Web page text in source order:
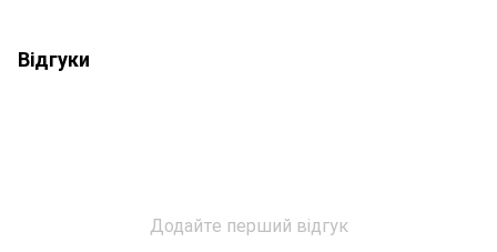
Відгуки
Додайте перший відгук